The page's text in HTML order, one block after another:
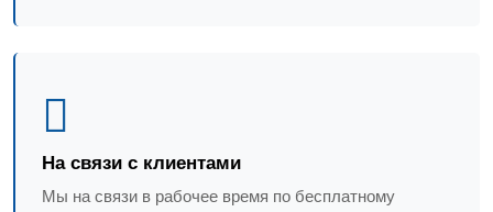
На связи с клиентами
Мы на связи в рабочее время по бесплатному